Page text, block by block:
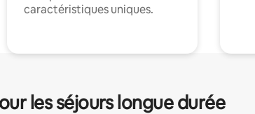
caractéristiques uniques.
les séjours longue durée